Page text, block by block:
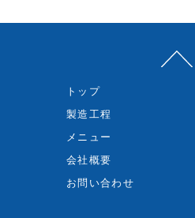
トップ
製造工程
メニュー
会社概要
お問い合わせ